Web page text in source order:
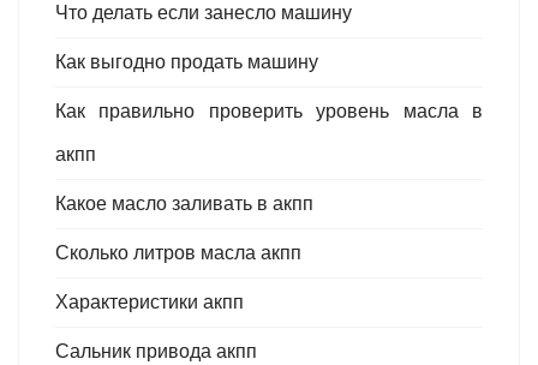
Что делать если занесло машину
Как выгодно продать машину
Как правильно проверить уровень масла в
акпп
Какое масло заливать в акпп
Сколько литров масла акпп
Характеристики акпп
Сальник привода акпп